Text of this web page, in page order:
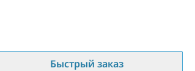
Быстрый заказ